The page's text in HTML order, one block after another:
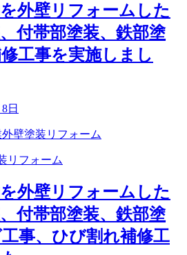
外壁リフォームした
付帯部塗装、鉄部塗
工事を実施しまし
日
リフォーム
外壁リフォームした
付帯部塗装、鉄部塗
事、ひび割れ補修工